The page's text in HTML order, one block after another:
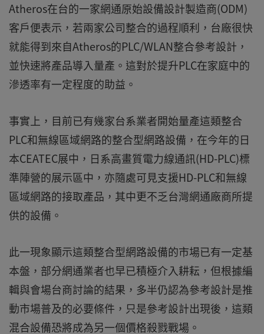
Atheros在台的一家網通原始設備設計製造商(ODM)
客戶便表示，若兩家公司整合的過程順利，台廠很快
就能得到來自Atheros的PLC/WLAN整合參考設計，
並快速將產品導入量產。這對於提升PLC在家庭中的
滲透率有一定程度的助益。
事實上，目前已有幾家台系業者開始量產這類整合
PLC和無線區域網路的整合型網路設備，在今年的日
本CEATEC展中，日系高畫質電力線通訊(HD-PLC)標
準陣營的展示區中，亦隨處可見支援HD-PLC和無線
區域網路的接取產品，其中更不乏台灣網通廠商所提
供的設備。
此一現象顯示這類整合型網路設備的市場已有一定基
本盤，部分網通業者也早已積極介入耕耘，但根據編
輯與會場台商討論的結果，多半仍認為參考設計是推
動市場普及的必要條件，只是參考設計出現後，這類
混合設備恐將成為另一個價格殺戮戰場。